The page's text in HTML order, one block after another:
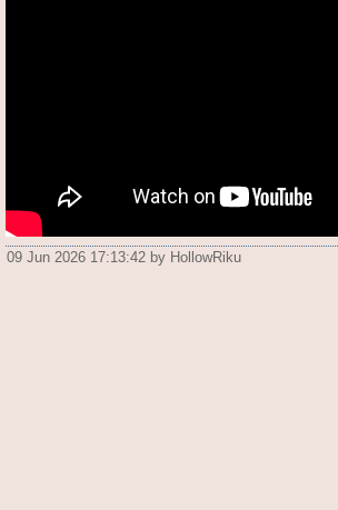
09 Jun 2026 17:13:42 by HollowRiku